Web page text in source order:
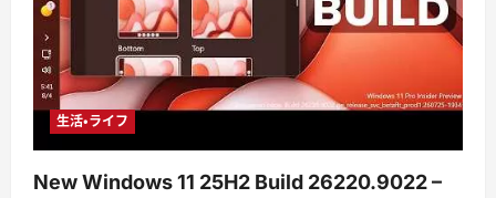
生活・ライフ
New Windows 11 25H2 Build 26220.9022 –